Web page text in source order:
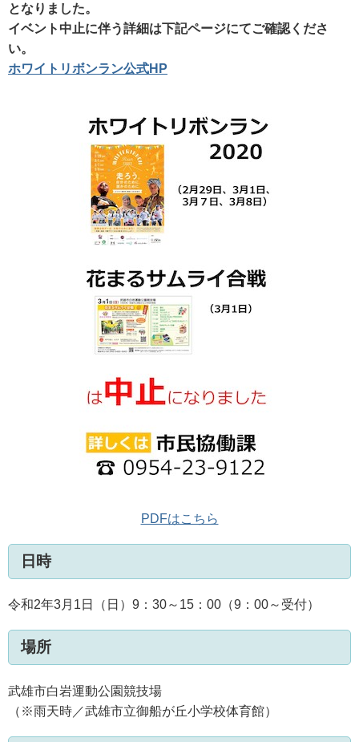
となりました。
イベント中止に伴う詳細は下記ページにてご確認くださ
い。
ホワイトリボンラン公式HP
PDFはこちら
日時
令和2年3月1日（日）9：30～15：00（9：00～受付）
場所
武雄市白岩運動公園競技場
（※雨天時／武雄市立御船が丘小学校体育館）